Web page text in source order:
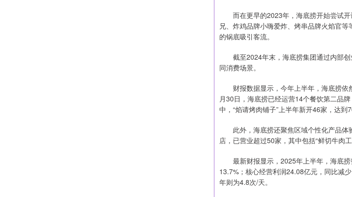
而在更早的2023年，海底捞开始尝试开
兄、炸鸡品牌小嗨爱炸、烤串品牌火焰官
的锅底吸引客流。
截至2024年末，海底捞集团通过内部创
同消费场景。
财报数据显示，今年上半年，海底捞依
月30日，海底捞已经运营14个餐饮第二品
中，“焰请烤肉铺子”上半年新开46家，达到
此外，海底捞还聚焦区域个性化产品体
店，已营业超过50家，其中包括“鲜切牛肉工
最新财报显示，2025年上半年，海底捞
13.7%；核心经营利润24.08亿元，同比减
年则为4.8次/天。